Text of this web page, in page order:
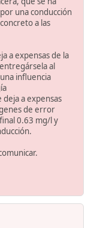
una conducción
a las
a expensas de la
al
influencia
a expensas
de error
0.63 mg/l y